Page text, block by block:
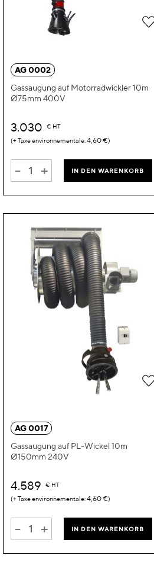
AG 0002
Gassaugung auf Motorradwickler 10m
Ø75mm 400V
3.030 € HT
4,60 €
- + IN DEN WARENKORB
AG 0017
Gassaugung auf PL-Wickel 10m
Ø150mm 240V
4.589 € HT
4,60 €
- + IN DEN WARENKORB